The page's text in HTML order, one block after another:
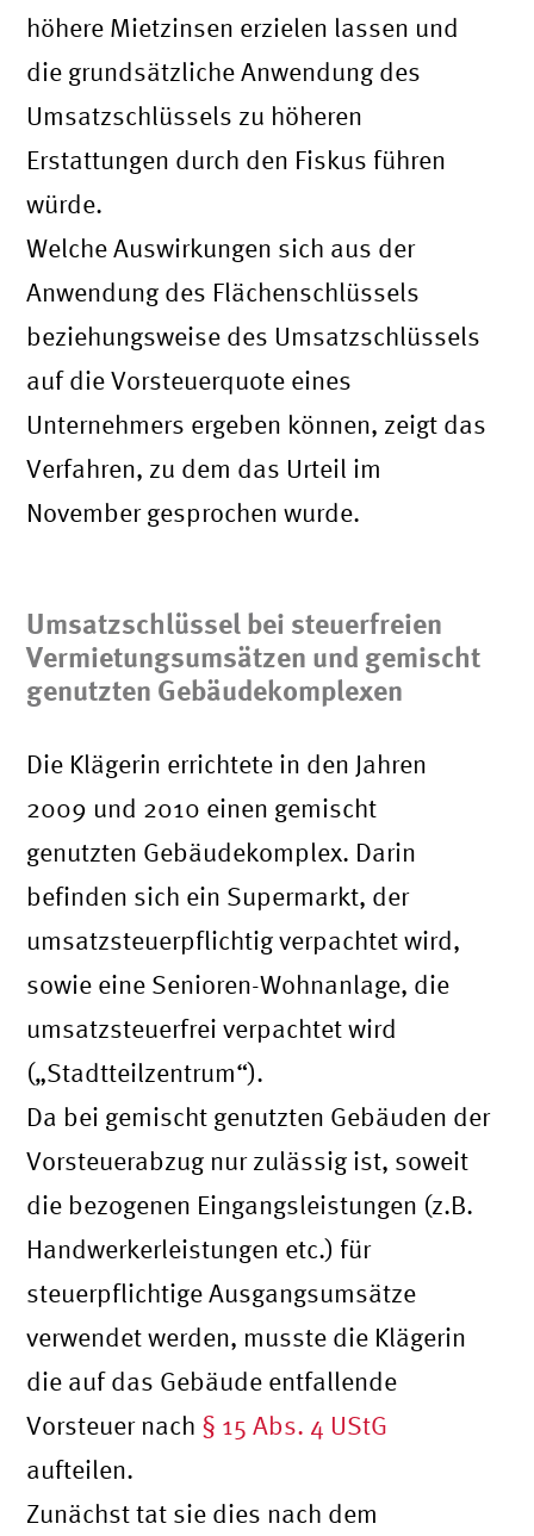
höhere Mietzinsen erzielen lassen und
die grundsätzliche Anwendung des
Umsatzschlüssels zu höheren
Erstattungen durch den Fiskus führen
würde.
Welche Auswirkungen sich aus der
Anwendung des Flächenschlüssels
beziehungsweise des Umsatzschlüssels
auf die Vorsteuerquote eines
Unternehmers ergeben können, zeigt das
Verfahren, zu dem das Urteil im
November gesprochen wurde.
Umsatzschlüssel bei steuerfreien
Vermietungsumsätzen und gemischt
genutzten Gebäudekomplexen
Die Klägerin errichtete in den Jahren
2009 und 2010 einen gemischt
genutzten Gebäudekomplex. Darin
befinden sich ein Supermarkt, der
umsatzsteuerpflichtig verpachtet wird,
sowie eine Senioren-Wohnanlage, die
umsatzsteuerfrei verpachtet wird
(„Stadtteilzentrum“).
Da bei gemischt genutzten Gebäuden der
Vorsteuerabzug nur zulässig ist, soweit
die bezogenen Eingangsleistungen (z.B.
Handwerkerleistungen etc.) für
steuerpflichtige Ausgangsumsätze
verwendet werden, musste die Klägerin
die auf das Gebäude entfallende
Vorsteuer nach § 15 Abs. 4 UStG
aufteilen.
Zunächst tat sie dies nach dem